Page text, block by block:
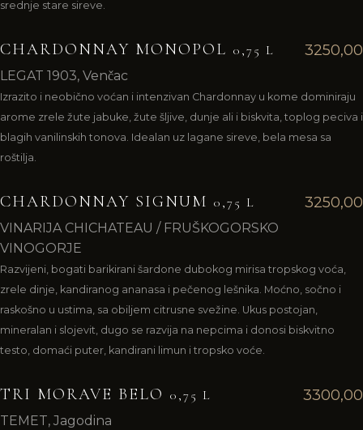
srednje stare sireve.
CHARDONNAY MONOPOL 0,75 L 3250,00
LEGAT 1903, Venčac
Izrazito i neobično voćan i intenzivan Chardonnay u kome dominiraju
arome zrele žute jabuke, žute šljive, dunje ali i biskvita, toplog peciva i
blagih vanilinskih tonova. Idealan uz lagane sireve, bela mesa sa
roštilja.
CHARDONNAY SIGNUM 0,75 L 3250,00
VINARIJA CHICHATEAU / FRUŠKOGORSKO
VINOGORJE
Razvijeni, bogati barikirani šardone dubokog mirisa tropskog voća,
zrele dinje, kandiranog ananasa i pečenog lešnika. Moćno, sočno i
raskošno u ustima, sa obiljem citrusne svežine. Ukus postojan,
mineralan i slojevit, dugo se razvija na nepcima i donosi biskvitno
testo, domaći puter, kandirani limun i tropsko voće.
TRI MORAVE BELO 0,75 L 3300,00
TEMET, Jagodina